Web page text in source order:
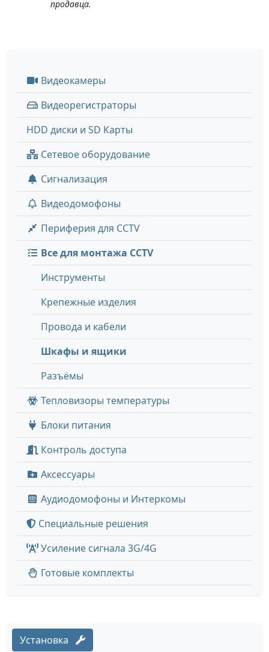
продавца.
Видеокамеры
Видеорегистраторы
HDD диски и SD Карты
Сетевое оборудование
Сигнализация
Видеодомофоны
Периферия для CCTV
Все для монтажа CCTV
Инструменты
Крепежные изделия
Провода и кабели
Шкафы и ящики
Разъёмы
Тепловизоры температуры
Блоки питания
Контроль доступа
Аксессуары
Аудиодомофоны и Интеркомы
Специальные решения
Усиление сигнала 3G/4G
Готовые комплекты
Установка